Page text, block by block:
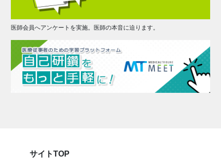
医師会員へアンケートを実施。医師の本音に迫ります。
サイトTOP